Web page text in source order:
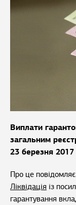
Виплати
загальним
23 березня 2017
Про це
Ліквідація із
гарантування